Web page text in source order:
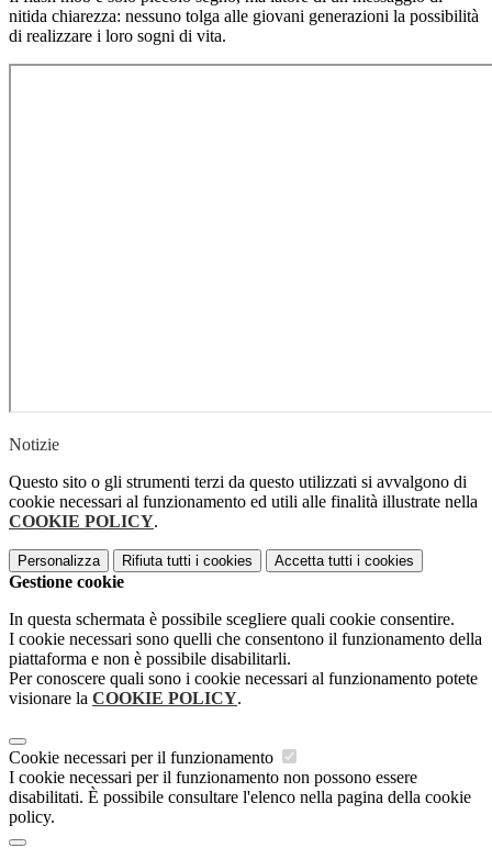
nitida chiarezza: nessuno tolga alle giovani generazioni la possibilità
di realizzare i loro sogni di vita.
Notizie
Questo sito o gli strumenti terzi da questo utilizzati si avvalgono di
cookie necessari al funzionamento ed utili alle finalità illustrate nella
COOKIE POLICY.
Personalizza Rifiuta tutti i cookies Accetta tutti i cookies
Gestione cookie
In questa schermata è possibile scegliere quali cookie consentire.
I cookie necessari sono quelli che consentono il funzionamento della
piattaforma e non è possibile disabilitarli.
Per conoscere quali sono i cookie necessari al funzionamento potete
visionare la COOKIE POLICY.
Cookie necessari per il funzionamento
I cookie necessari per il funzionamento non possono essere
disabilitati. È possibile consultare l'elenco nella pagina della cookie
policy.